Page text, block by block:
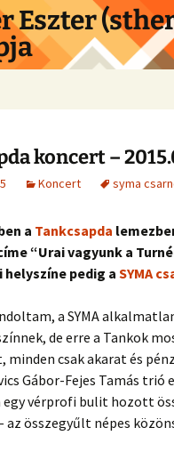
Eszter
koncert –
Koncert syma
a Tankcsapda
“Urai vagyunk a
pedig a SYMA
a SYMA
de erre a Tankok
csak akarat és pénz
Gábor-Fejes Tamás trió
vérprofi bulit hozott
az összegyűlt népes